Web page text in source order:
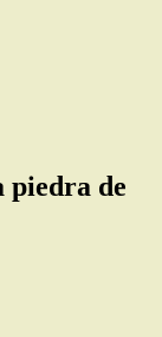
piedra de